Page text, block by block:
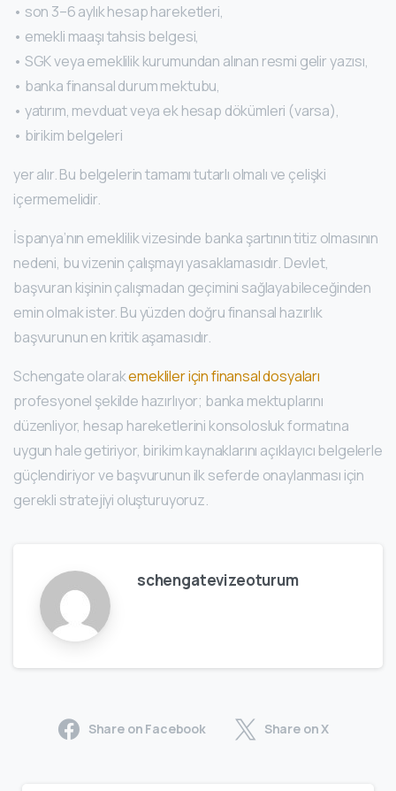
• son 3–6 aylık hesap hareketleri,
• emekli maaşı tahsis belgesi,
• SGK veya emeklilik kurumundan alınan resmi gelir yazısı,
• banka finansal durum mektubu,
• yatırım, mevduat veya ek hesap dökümleri (varsa),
• birikim belgeleri
yer alır. Bu belgelerin tamamı tutarlı olmalı ve çelişki
içermemelidir.
İspanya’nın emeklilik vizesinde banka şartının titiz olmasının
nedeni, bu vizenin çalışmayı yasaklamasıdır. Devlet,
başvuran kişinin çalışmadan geçimini sağlayabileceğinden
emin olmak ister. Bu yüzden doğru finansal hazırlık
başvurunun en kritik aşamasıdır.
Schengate olarakemekliler için finansal dosyaları
profesyonel şekilde hazırlıyor; banka mektuplarını
düzenliyor, hesap hareketlerini konsolosluk formatına
uygun hale getiriyor, birikim kaynaklarını açıklayıcı belgelerle
güçlendiriyor ve başvurunun ilk seferde onaylanması için
gerekli stratejiyi oluşturuyoruz.
schengatevizeoturum
Share on Facebook Share on X